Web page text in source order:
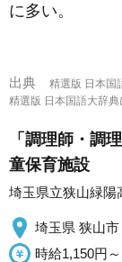
に多い。
出典
精選版 日本国
精選版 日本国語大辞
「調理師・調
童保育施設
埼玉県立狭山緑陽
埼玉県 狭山市
時給1,150円～